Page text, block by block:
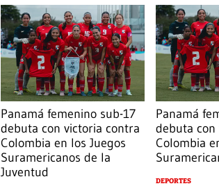
Panamá femenino sub-17
debuta con victoria contra
Colombia en los Juegos
Suramericanos de la
Juventud
Panamá
debuta
Colombia
DEPORTES